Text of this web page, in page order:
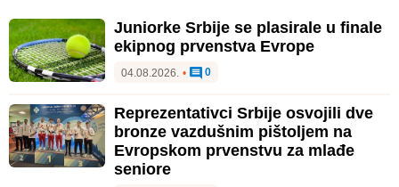
Juniorke Srbije se plasirale u finale
ekipnog prvenstva Evrope
04.08.2026. • 0
Reprezentativci Srbije osvojili dve
bronze vazdušnim pištoljem na
Evropskom prvenstvu za mlađe
seniore